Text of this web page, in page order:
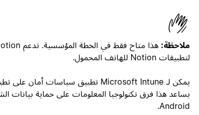
ملاحظة:
لتطبيقات Notion للهاتف المحمول.
Android.